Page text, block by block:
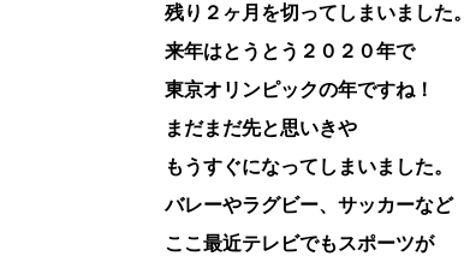
残り２ヶ月を切ってしまいました。
来年はとうとう２０２０年で
東京オリンピックの年ですね！
まだまだ先と思いきや
もうすぐになってしまいました。
バレーやラグビー、サッカーなど
ここ最近テレビでもスポーツが